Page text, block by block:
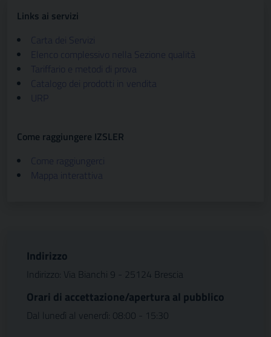
Links ai servizi
Carta dei Servizi
Elenco complessivo nella Sezione qualità
Tariffario e metodi di prova
Catalogo dei prodotti in vendita
URP
Come raggiungere IZSLER
Come raggiungerci
Mappa interattiva
Indirizzo
Indirizzo: Via Bianchi 9 - 25124 Brescia
Orari di accettazione/apertura al pubblico
Dal lunedì al venerdì: 08:00 - 15:30